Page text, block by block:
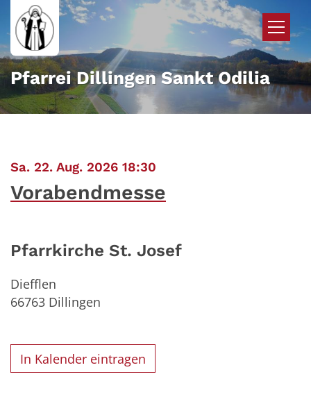
Zum Inhalt springen
Pfarrei Dillingen Sankt Odilia
Sa. 22. Aug. 2026 18:30
Vorabendmesse
Pfarrkirche St. Josef
Diefflen
66763 Dillingen
In Kalender eintragen